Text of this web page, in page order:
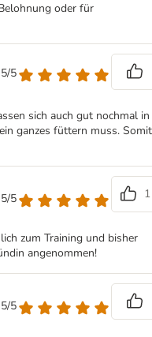
oder für
5
sich auch gut nochmal in
ganzes füttern muss. Somit
5
1
zum Training und bisher
angenommen!
5